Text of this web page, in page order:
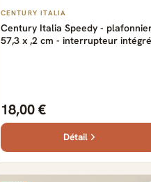
CENTURY ITALIA
Century Italia Speedy -
57,3 x ,2 cm - interrupteur
18,00 €
Détail